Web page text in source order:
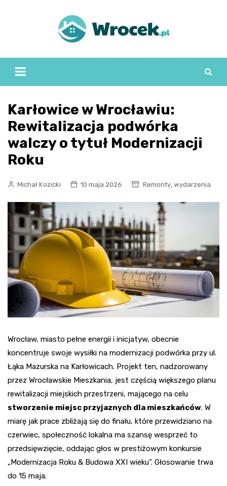
Karłowice w Wrocławiu:
Rewitalizacja podwórka
walczy o tytuł Modernizacji
Roku
Michał Kozicki 10 maja 2026 Remonty, wydarzenia
Wrocław, miasto pełne energii i inicjatyw, obecnie
koncentruje swoje wysiłki na modernizacji podwórka przy ul.
Łąka Mazurska na Karłowicach. Projekt ten, nadzorowany
przez Wrocławskie Mieszkania, jest częścią większego planu
rewitalizacji miejskich przestrzeni, mającego na celu
stworzenie miejsc przyjaznych dla mieszkańców. W
miarę jak prace zbliżają się do finału, które przewidziano na
czerwiec, społeczność lokalna ma szansę wesprzeć to
przedsięwzięcie, oddając głos w prestiżowym konkursie
„Modernizacja Roku & Budowa XXI wieku”. Głosowanie trwa
do 15 maja.